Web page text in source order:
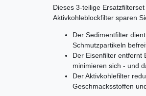
Dieses 3-teilige
Aktivkohleblockfilter sparen
Der Sedimentfilter
Schmutzpartikeln
Der Eisenfilter entfernt
minimieren sich - und
Der Aktivkohlefilter
Geschmacksstoffen